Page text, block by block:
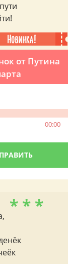
Регина Рената
Софья
Юлия Яна
от Путина
00:00
* * *